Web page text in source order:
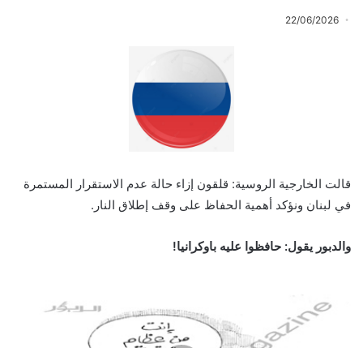
22/06/2026
قالت الخارجية الروسية: قلقون إزاء حالة عدم الاستقرار المستمرة
في لبنان ونؤكد أهمية الحفاظ على وقف إطلاق النار.
والدبور يقول: حافظوا عليه باوكرانيا!